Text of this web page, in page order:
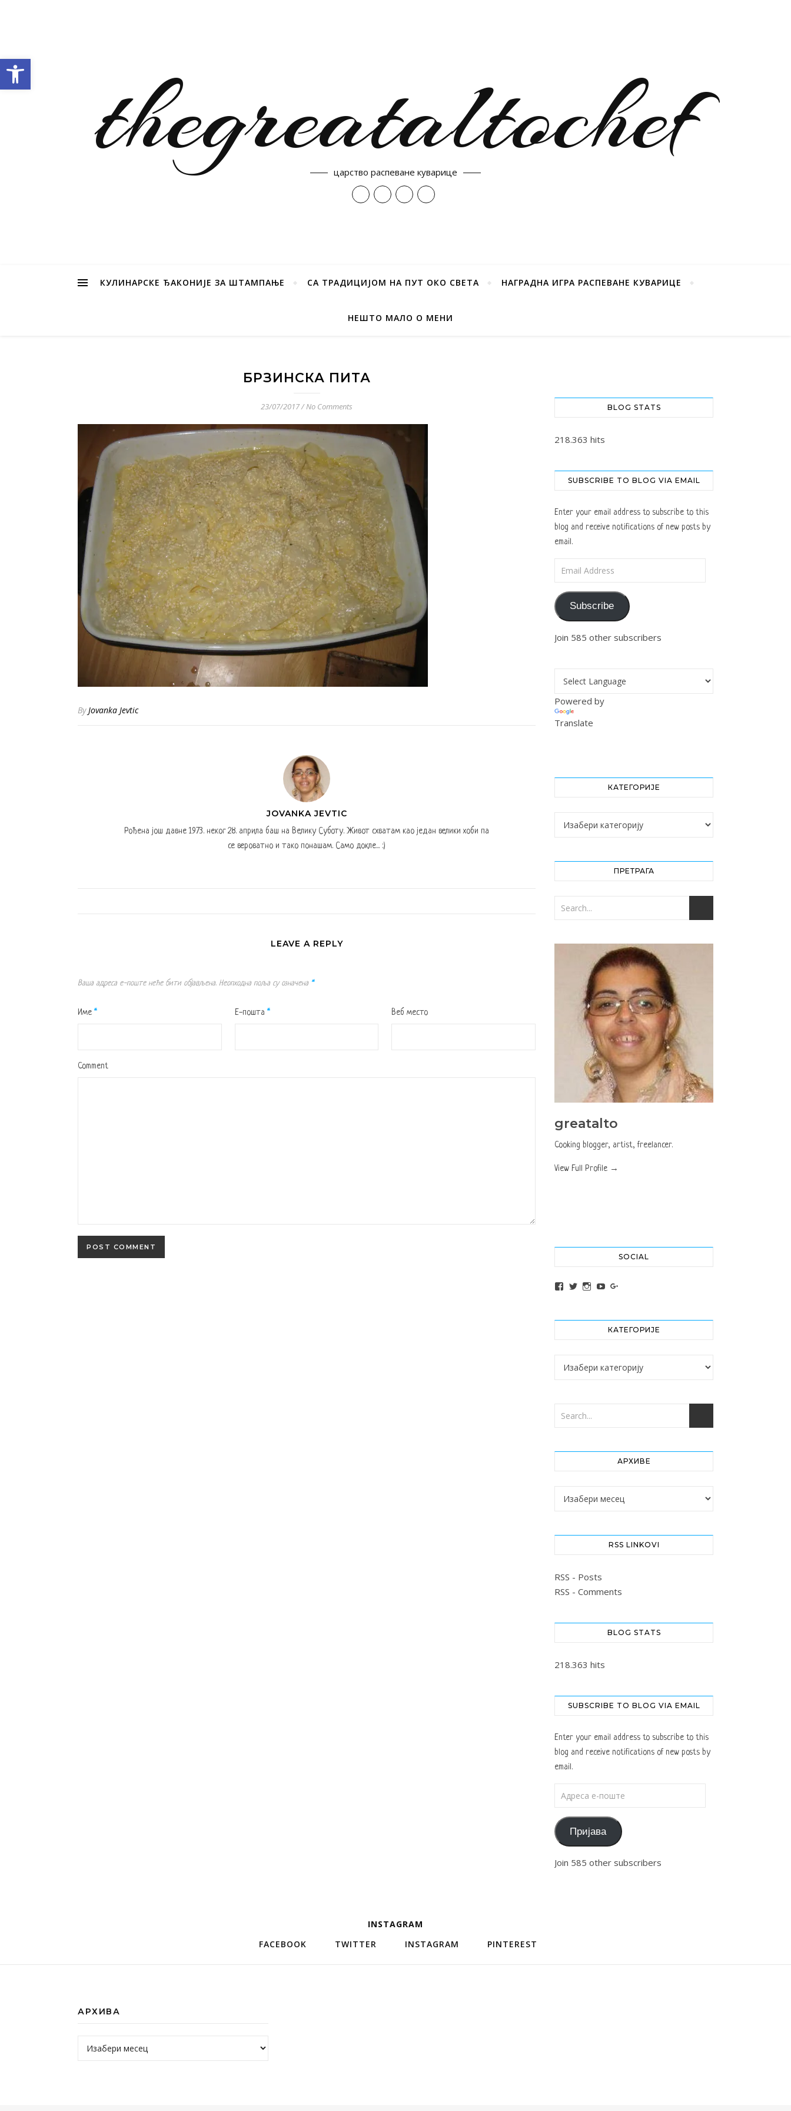
thegreataltochef
царство распеване куварице
КУЛИНАРСКЕ ЂАКОНИЈЕ ЗА ШТАМПАЊЕ СА ТРАДИЦИЈОМ НА ПУТ ОКО СВЕТА НАГРАДНА ИГРА РАСПЕВАНЕ КУВАРИЦЕ
НЕШТО МАЛО О МЕНИ
БРЗИНСКА ПИТА
23/07/2017/No Comments
ByJovanka Jevtic
JOVANKA JEVTIC
Рођена још давне 1973. неког 28. априла баш на Велику Суботу. Живот схватам као један велики хоби па
се вероватно и тако понашам. Само докле... :)
LEAVE A REPLY
Ваша адреса е-поште неће бити објављена. Неопходна поља су означена *
Име * Е-пошта * Веб место
Comment
BLOG STATS
218.363 hits
SUBSCRIBE TO BLOG VIA EMAIL
Enter your email address to subscribe to this
blog and receive notifications of new posts by
email.
Subscribe
Join 585 other subscribers
Powered by
Translate
КАТЕГОРИЈЕ
Категорије
ПРЕТРАГА
greatalto
Cooking blogger, artist, freelancer.
View Full Profile →
SOCIAL
View altochef’s profile on Facebook
View jovancica73’s profile on Twitter
View jovancica73’s profile on Instagram
View jovancica73’s profile on YouTube
КАТЕГОРИЈЕ
Категорије
АРХИВЕ
Архиве
RSS LINKOVI
RSS - Posts
RSS - Comments
BLOG STATS
218.363 hits
SUBSCRIBE TO BLOG VIA EMAIL
Enter your email address to subscribe to this
blog and receive notifications of new posts by
email.
Пријава
Join 585 other subscribers
INSTAGRAM
FACEBOOK
TWITTER INSTAGRAM PINTEREST
АРХИВА
Архива
Open toolbar